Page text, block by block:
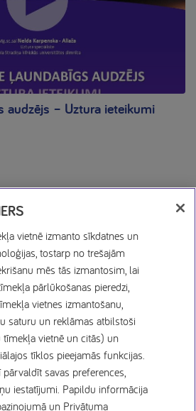
audzējs – Uztura ieteikumi
vietnē izmanto sīkdatnes un
tostarp no trešajām
mēs tās izmantosim, lai
pārlūkošanas pieredzi,
vietnes izmantošanu,
saturu un reklāmas atbilstoši
vietnē un citās) un
tīklos pieejamās funkcijas.
savas preferences,
iestatījumi. Papildu informācija
un Privātuma